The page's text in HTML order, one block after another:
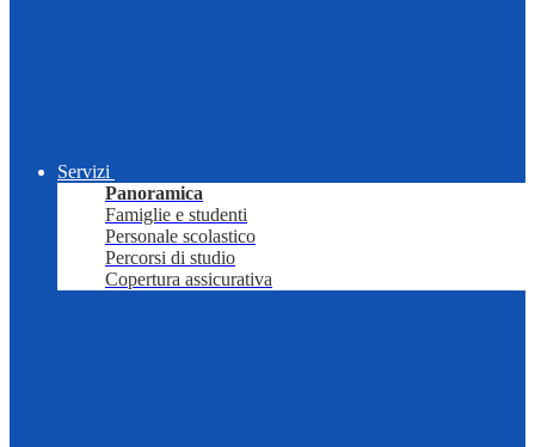
Servizi
Panoramica
Famiglie e studenti
Personale scolastico
Percorsi di studio
Copertura assicurativa